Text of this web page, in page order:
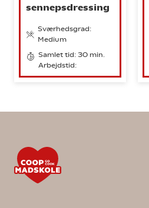
sennepsdressing
Sværhedsgrad:
Medium
Samlet tid: 30 min.
Arbejdstid: